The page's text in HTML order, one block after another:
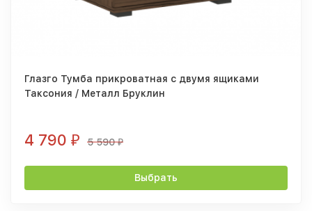
Глазго Тумба прикроватная с двумя ящиками
Таксония / Металл Бруклин
4 790 ₽ 5 590₽
Выбрать